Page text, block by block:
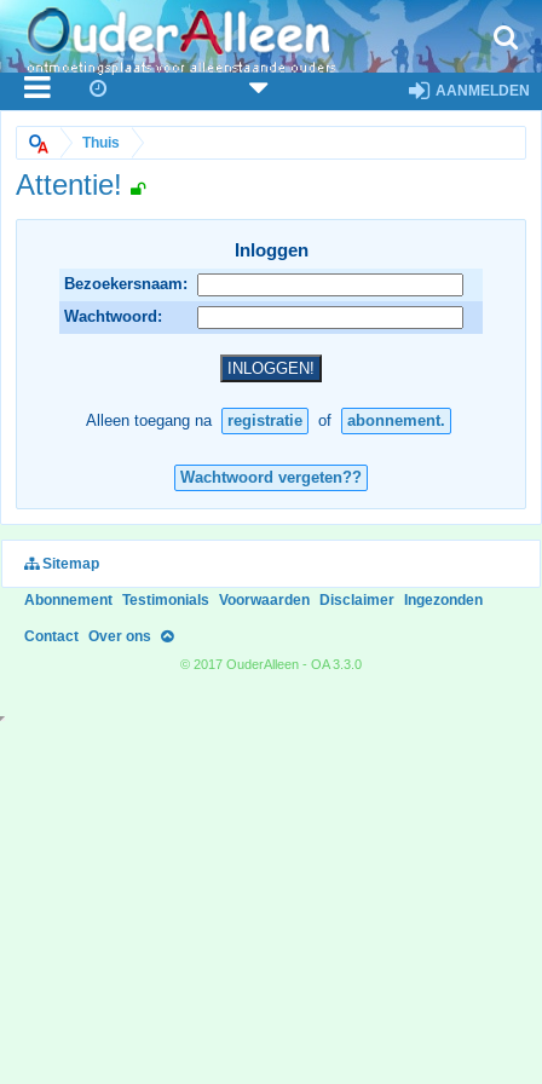
AANMELDEN
Thuis
Attentie!
Inloggen
Bezoekersnaam:
Wachtwoord:
Alleen toegang na registratie of abonnement.
Wachtwoord vergeten??
Sitemap
Abonnement Testimonials Voorwaarden Disclaimer Ingezonden
Contact Over ons
© 2017 OuderAlleen - OA 3.3.0